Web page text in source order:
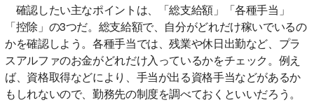
確認したい主なポイントは、「総支給額」「各種手当」
「控除」の3つだ。総支給額で、自分がどれだけ稼いでいるの
かを確認しよう。各種手当では、残業や休日出勤など、プラ
スアルファのお金がどれだけ入っているかをチェック。例え
ば、資格取得などにより、手当が出る資格手当などがあるか
もしれないので、勤務先の制度を調べておくといいだろう。